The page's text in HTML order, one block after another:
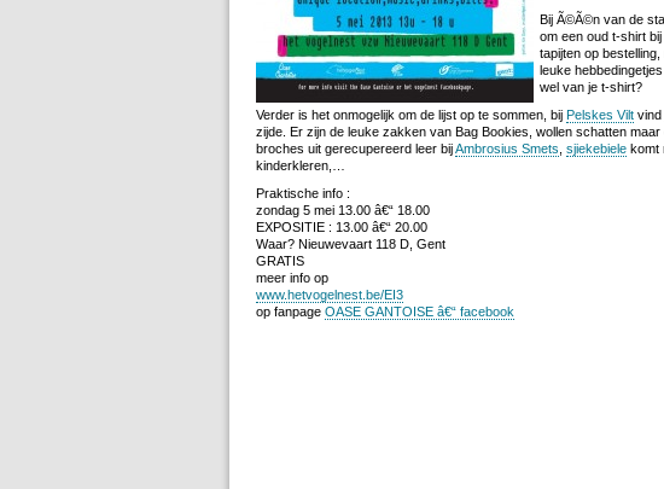
Bij Ã©Ã©n van de
om een oud t-shirt
tapijten op
leuke
wel van je t-shirt?
Verder is het onmogelijk om de lijst op te sommen, bij Pelskes Vilt vind
zijde. Er zijn de leuke zakken van Bag Bookies, wollen schatten maar
broches uit gerecupereerd leer bijAmbrosius Smets sjiekebiele komt
kinderkleren,…
Praktische info :
zondag 5 mei 13.00 â€“ 18.00
EXPOSITIE : 13.00 â€“ 20.00
Waar? Nieuwevaart 118 D, Gent
GRATIS
meer info op
www.hetvogelnest.be/EI3
op fanpage OASE GANTOISE â€“ facebook